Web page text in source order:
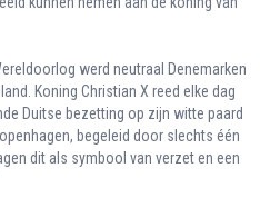
werd neutraal Denemarken
Koning Christian X reed elke dag
Duitse bezetting op zijn witte paard
begeleid door slechts één
dit als symbool van verzet en een